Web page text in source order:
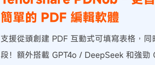
簡單的 PDF 編輯軟體
支援從頭創建 PDF 互動式可填寫表格，
段！額外搭載 GPT4o / DeepSeek 和強勁